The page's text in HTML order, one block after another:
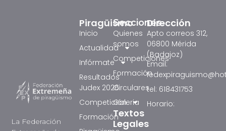
La Federación
Secciones
Quienes
somos
Competiciones
Formación
Circulares
Galeria
Textos
Legales
Piragüismo
Inicio
Actualidad
Infórmate
Resultados
Judex 2026
Competición
Formación
Dirección
Apto correos 312,
06800 Mérida
(Badajoz)
Email:
tel: 618431753
Horario: